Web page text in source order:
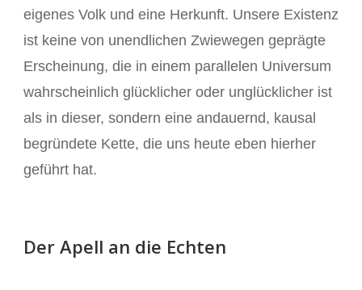
eigenes Volk und eine Herkunft. Unsere Existenz
ist keine von unendlichen Zwiewegen geprägte
Erscheinung, die in einem parallelen Universum
wahrscheinlich glücklicher oder unglücklicher ist
als in dieser, sondern eine andauernd, kausal
begründete Kette, die uns heute eben hierher
geführt hat.
Der Apell an die Echten